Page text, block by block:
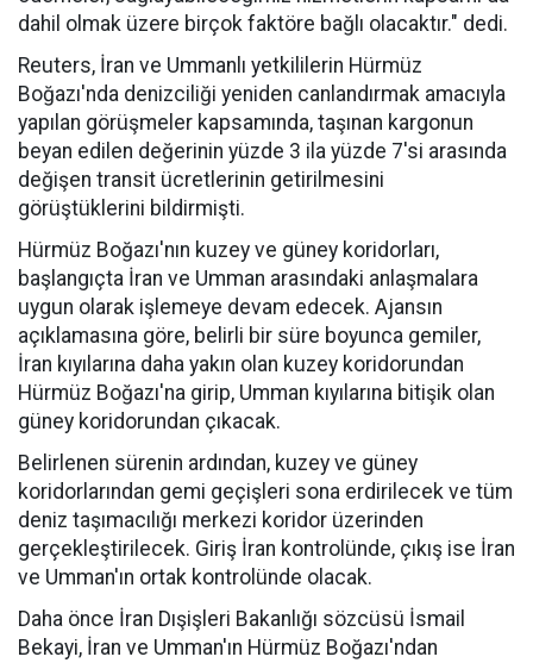
dahil olmak üzere birçok faktöre bağlı olacaktır." dedi.
Reuters, İran ve Ummanlı yetkililerin Hürmüz
Boğazı'nda denizciliği yeniden canlandırmak amacıyla
yapılan görüşmeler kapsamında, taşınan kargonun
beyan edilen değerinin yüzde 3 ila yüzde 7'si arasında
değişen transit ücretlerinin getirilmesini
görüştüklerini bildirmişti.
Hürmüz Boğazı'nın kuzey ve güney koridorları,
başlangıçta İran ve Umman arasındaki anlaşmalara
uygun olarak işlemeye devam edecek. Ajansın
açıklamasına göre, belirli bir süre boyunca gemiler,
İran kıyılarına daha yakın olan kuzey koridorundan
Hürmüz Boğazı'na girip, Umman kıyılarına bitişik olan
güney koridorundan çıkacak.
Belirlenen sürenin ardından, kuzey ve güney
koridorlarından gemi geçişleri sona erdirilecek ve tüm
deniz taşımacılığı merkezi koridor üzerinden
gerçekleştirilecek. Giriş İran kontrolünde, çıkış ise İran
ve Umman'ın ortak kontrolünde olacak.
Daha önce İran Dışişleri Bakanlığı sözcüsü İsmail
Bekayi, İran ve Umman'ın Hürmüz Boğazı'ndan